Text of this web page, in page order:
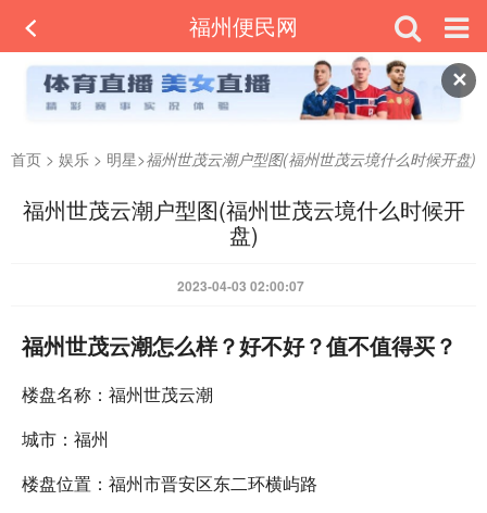
✕
福州便民网
首页 > 娱乐 > 明星>福州世茂云潮户型图(福州世茂云境什么时候开盘)
福州世茂云潮户型图(福州世茂云境什么时候开
盘)
2023-04-03 02:00:07
福州世茂云潮怎么样？好不好？值不值得买？
楼盘名称：福州世茂云潮
城市：福州
楼盘位置：福州市晋安区东二环横屿路